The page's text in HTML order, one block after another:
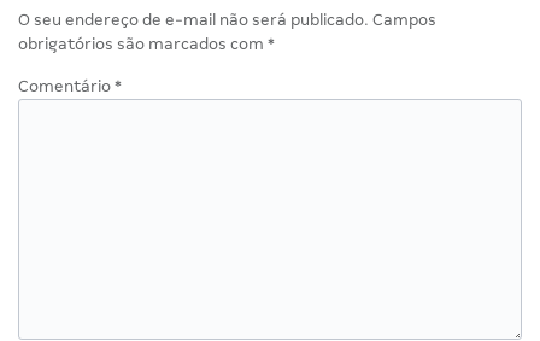
O seu endereço de e-mail não será publicado. Campos
obrigatórios são marcados com *
Comentário *